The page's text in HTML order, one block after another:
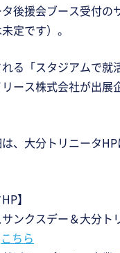
後援会ブース受付の
定です）。
る「スタジアムで就
ース株式会社が出展
、大分トリニータ
】
ンクスデー＆大分ト
こちら